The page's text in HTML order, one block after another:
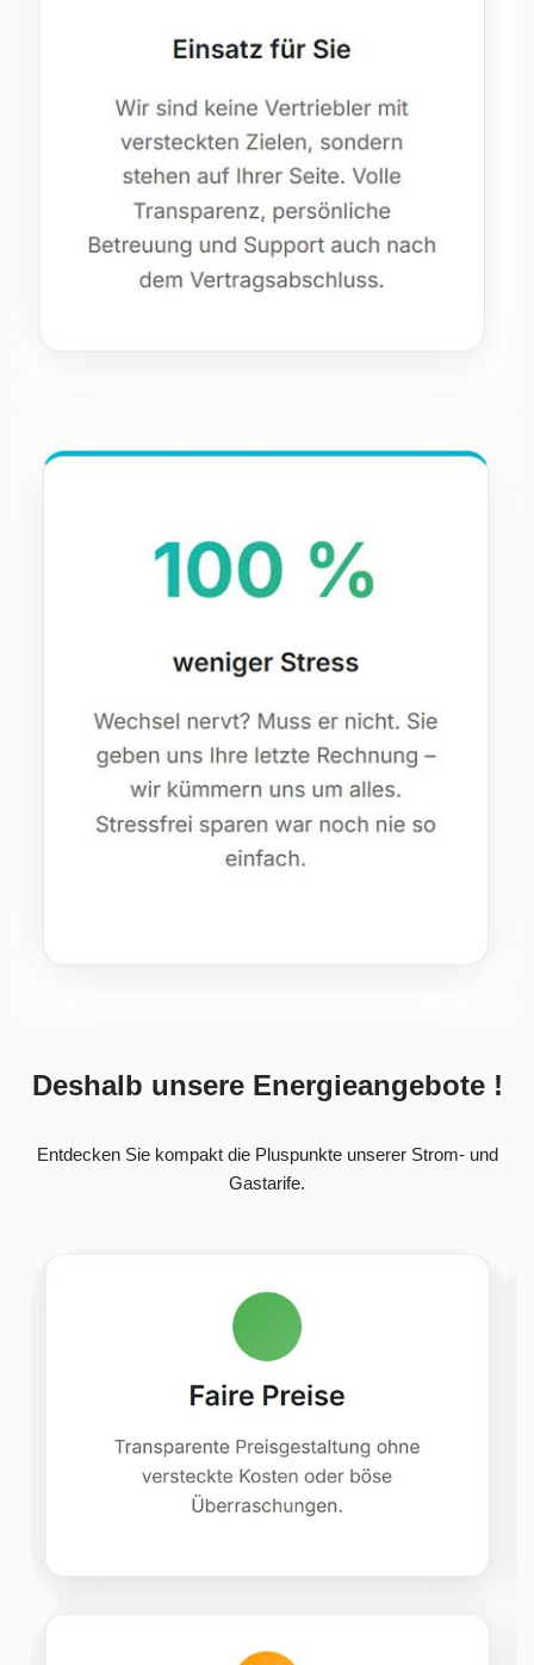
Deshalb unsere Energieangebote !
Entdecken Sie kompakt die Pluspunkte unserer Strom- und
Gastarife.